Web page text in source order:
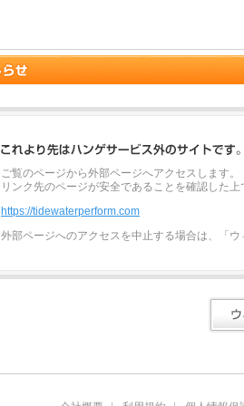
ご覧のページから外部ページへアクセスします。
リンク先のページが安全であることを確認した
https://tidewaterperform.com
外部ページへのアクセスを中止する場合は、「